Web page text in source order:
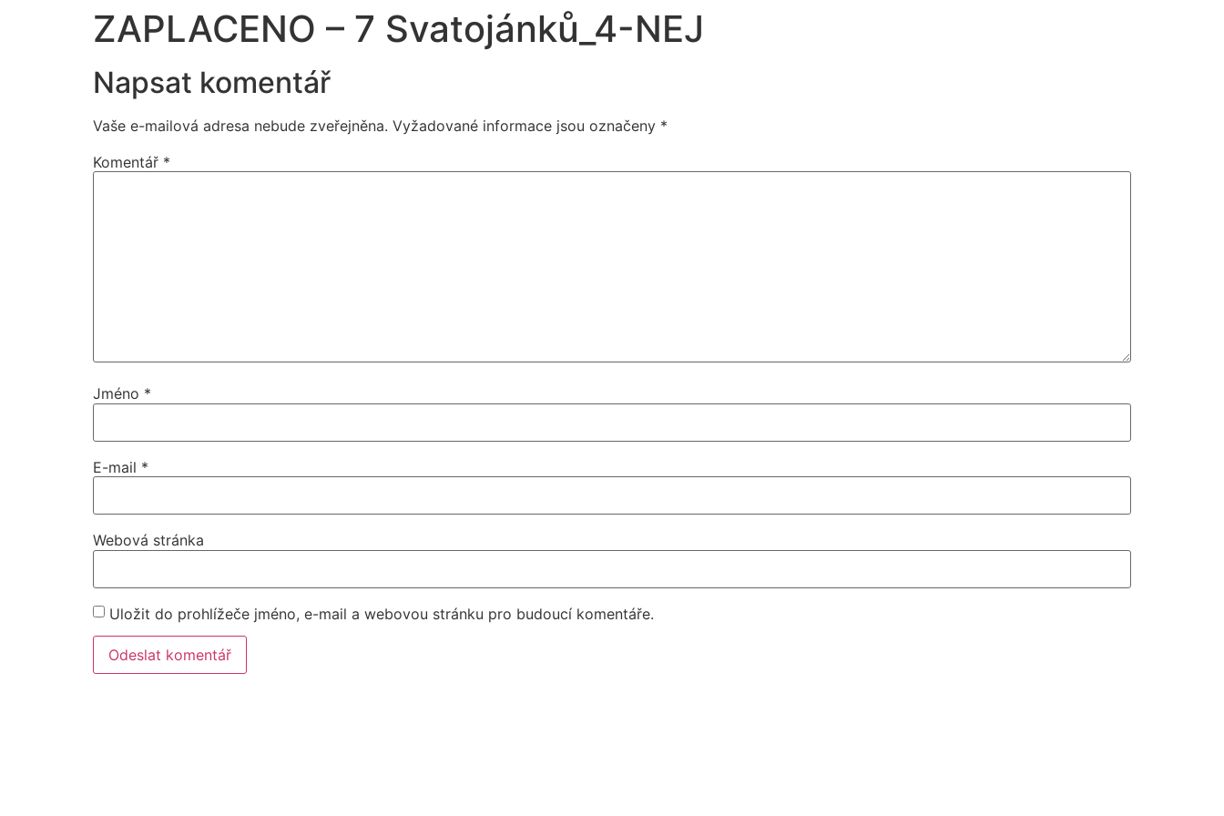
ZAPLACENO – 7 Svatojánků_4-NEJ
Napsat komentář
Vaše e-mailová adresa nebude zveřejněna. Vyžadované informace jsou označeny *
Komentář *
Jméno *
E-mail *
Webová stránka
Uložit do prohlížeče jméno, e-mail a webovou stránku pro budoucí komentáře.